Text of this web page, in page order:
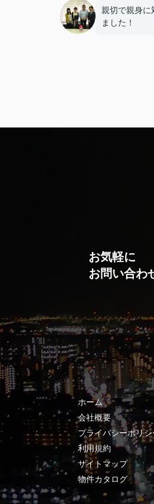
親切で親身に
ました！
お気軽に
お問い合わ
ホーム
会社概要
プライバシーポリシ
利用規約
サイトマップ
物件カタログ